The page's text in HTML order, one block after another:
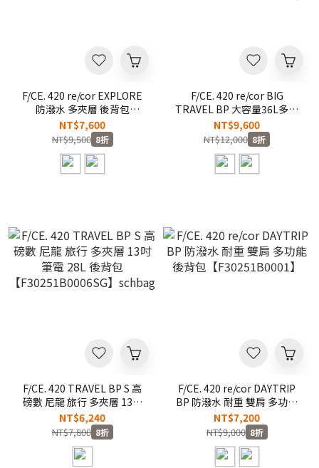
F/CE. 420 re/cor EXPLORE
防潑水 多夾層 後背包
【F31251B0002】schbag
NT$7,600
NT$9,500 8折
F/CE. 420 re/cor BIG
TRAVEL BP 大容量36L多夾
層17吋筆電後背包
【F30251B0007】schbag
NT$9,600
NT$12,000 8折
F/CE. 420 TRAVEL BP S 高
磅數 尼龍 旅行 多夾層 13吋
筆電 28L 後背包
【F30251B0006SG】
schbag
NT$6,240
NT$7,800 8折
F/CE. 420 re/cor DAYTRIP
BP 防潑水 耐重 雙肩 多功能
後背包【F30251B0001】
NT$7,200
NT$9,000 8折